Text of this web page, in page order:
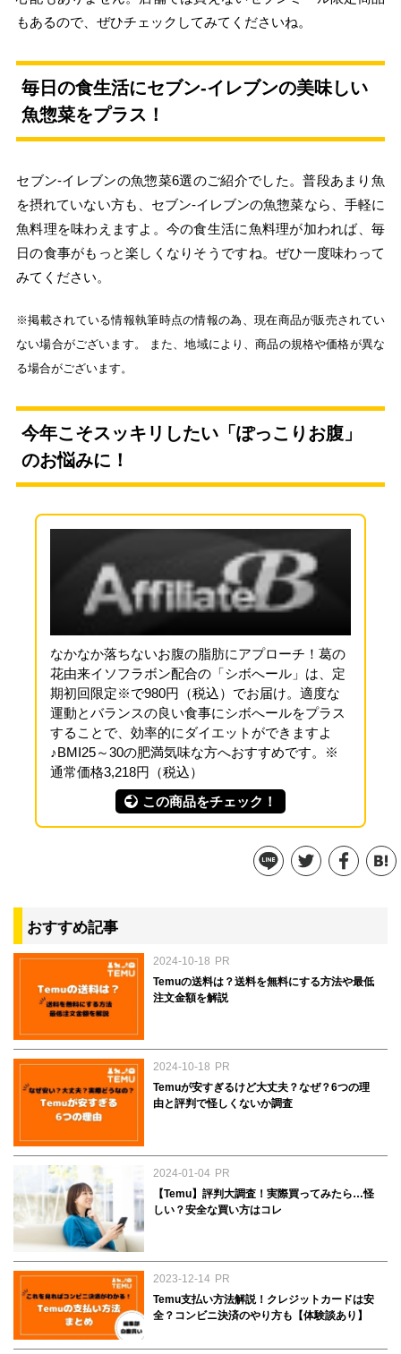
もあるので、ぜひチェックしてみてくださいね。
毎日の食生活にセブン‐イレブンの美味しい
魚惣菜をプラス！
セブン‐イレブンの魚惣菜6選のご紹介でした。普段あまり魚
を摂れていない方も、セブン‐イレブンの魚惣菜なら、手軽に
魚料理を味わえますよ。今の食生活に魚料理が加われば、毎
日の食事がもっと楽しくなりそうですね。ぜひ一度味わって
みてください。
※掲載されている情報執筆時点の情報の為、現在商品が販売されてい
ない場合がございます。 また、地域により、商品の規格や価格が異な
る場合がございます。
今年こそスッキリしたい「ぽっこりお腹」
のお悩みに！
なかなか落ちないお腹の脂肪にアプローチ！葛の
花由来イソフラボン配合の「シボへール」は、定
期初回限定※で980円（税込）でお届け。適度な
運動とバランスの良い食事にシボへールをプラス
することで、効率的にダイエットができますよ
♪BMI25～30の肥満気味な方へおすすめです。※
通常価格3,218円（税込）
この商品をチェック！
おすすめ記事
2024-10-18 PR
Temuの送料は？送料を無料にする方法や最低
注文金額を解説
2024-10-18 PR
Temuが安すぎるけど大丈夫？なぜ？6つの理
由と評判で怪しくないか調査
2024-01-04 PR
【Temu】評判大調査！実際買ってみたら…怪
しい？安全な買い方はコレ
2023-12-14 PR
Temu支払い方法解説！クレジットカードは安
全？コンビニ決済のやり方も【体験談あり】